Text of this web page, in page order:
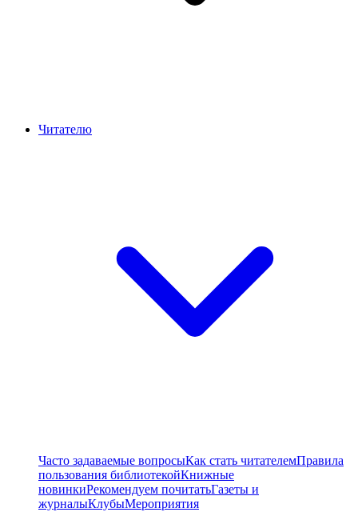
Читателю
Часто задаваемые вопросыКак стать читателемПравила
пользования библиотекойКнижные
новинкиРекомендуем почитатьГазеты и
журналыКлубыМероприятия